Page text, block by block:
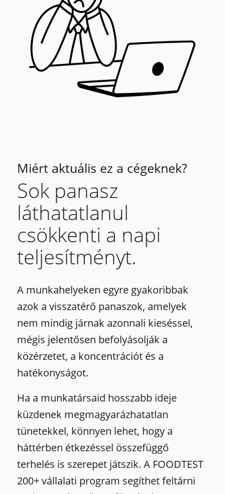
Miért aktuális ez a cégeknek?
Sok panasz
láthatatlanul
csökkenti a napi
teljesítményt.
A munkahelyeken egyre gyakoribbak
azok a visszatérő panaszok, amelyek
nem mindig járnak azonnali kieséssel,
mégis jelentősen befolyásolják a
közérzetet, a koncentrációt és a
hatékonyságot.
Ha a munkatársaid hosszabb ideje
küzdenek megmagyarázhatatlan
tünetekkel, könnyen lehet, hogy a
háttérben étkezéssel összefüggő
terhelés is szerepet játszik. A FOODTEST
200+ vállalati program segíthet feltárni